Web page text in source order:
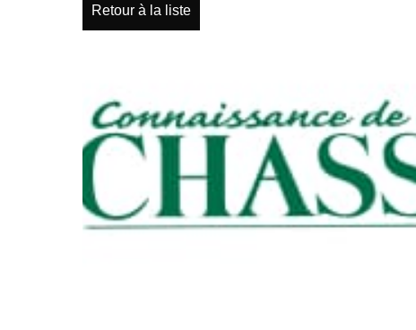
Retour à la liste